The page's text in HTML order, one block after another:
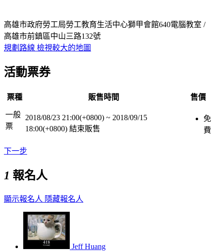
高雄市政府勞工局勞工教育生活中心獅甲會館640電腦教室 /
高雄市前鎮區中山三路132號
規劃路線 檢視較大的地圖
活動票券
票種 販售時間 售價
一般
票
2018/08/23 21:00(+0800) ~ 2018/09/15
18:00(+0800) 結束販售
免
費
下一步
1 報名人
顯示報名人 隱藏報名人
Jeff Huang